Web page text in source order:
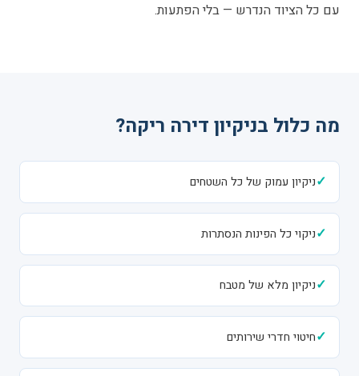
עם כל הציוד הנדרש — בלי הפתעות.
מה כלול בניקיון דירה ריקה?
✓ניקיון עמוק של כל השטחים
✓ניקוי כל הפינות הנסתרות
✓ניקיון מלא של מטבח
✓חיטוי חדרי שירותים